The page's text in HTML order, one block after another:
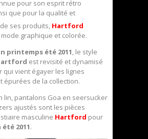
pour son esprit rétro
que pour la qualité et
ses produits, Hartford
graphique et colorée.
printemps été 2011, le style
est revisité et dynamisé
qui vient égayer les lignes
épurées de la collection.
lin, pantalons Goa en seersucker
ajustés sont les pièces
masculine Hartford pour
2011.